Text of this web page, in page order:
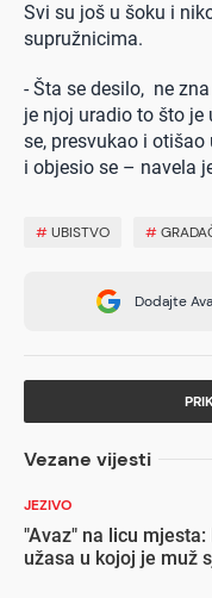
Svi su još u šoku i
supružnicima.
- Šta se desilo, ne
je njoj uradio to što je
se, presvukao i otišao
i objesio se – navela
#UBISTVO #
Dodajte
Vezane vijesti
JEZIVO
"Avaz" na licu
užasa u kojoj je muž